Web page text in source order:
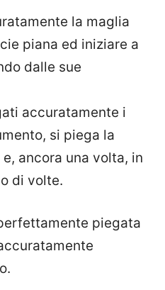
la maglia
piana ed iniziare a
dalle sue
accuratamente i
si piega la
ancora una volta, in
di volte.
piegata